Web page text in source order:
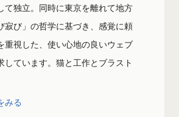
て独立。同時に東京を離れて地方
寂び」の哲学に基づき、感覚に頼
重視した、使い心地の良いウェブ
しています。猫と工作とブラスト
みる